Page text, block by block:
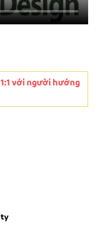
với người hướng